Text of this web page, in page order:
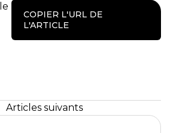
COPIER L'URL DE
L'ARTICLE
Articles suivants